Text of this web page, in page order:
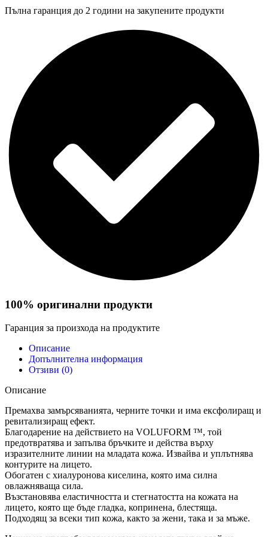
Пълна гаранция до 2 години на закупените продукти
100% оригинални продукти
Гаранция за произхода на продуктите
Описание
Допълнителна информация
Отзиви (0)
Описание
Премахва замърсяванията, черните точки и има ексфолиращ и
ревитализиращ ефект.
Благодарение на действието на VOLUFORM ™, той
предотвратява и запълва бръчките и действа върху
изразителните линии на младата кожа. Извайва и уплътнява
контурите на лицето.
Обогатен с хиалуронова киселина, която има силна
овлажняваща сила.
Възстановява еластичността и стегнатостта на кожата на
лицето, която ще бъде гладка, копринена, блестяща.
Подходящ за всеки тип кожа, както за жени, така и за мъже.